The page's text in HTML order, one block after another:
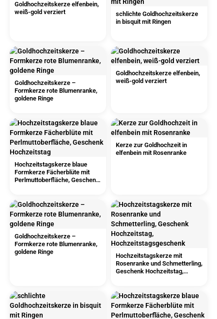
Goldhochzeitskerze elfenbein,
weiß-gold verziert
schlichte Goldhochzeitskerze
in bisquit mit Ringen
Goldhochzeitskerze –
Formkerze rote Blumenranke,
goldene Ringe
Goldhochzeitskerze elfenbein,
weiß-gold verziert
Hochzeitstagskerze blaue
Formkerze Fächerblüte mit
Perlmuttoberfläche, Geschenk
Kerze zur Goldhochzeit in
elfenbein mit Rosenranke
Goldhochzeitskerze –
Formkerze rote Blumenranke,
goldene Ringe
Hochzeitstagskerze mit
Rosenranke und Schmetterling,
Geschenk Hochzeitstag,